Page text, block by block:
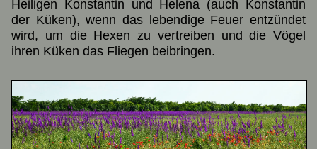
Heiligen Konstantin und Helena (auch Konstantin
der Küken), wenn das lebendige Feuer entzündet
wird, um die Hexen zu vertreiben und die Vögel
ihren Küken das Fliegen beibringen.